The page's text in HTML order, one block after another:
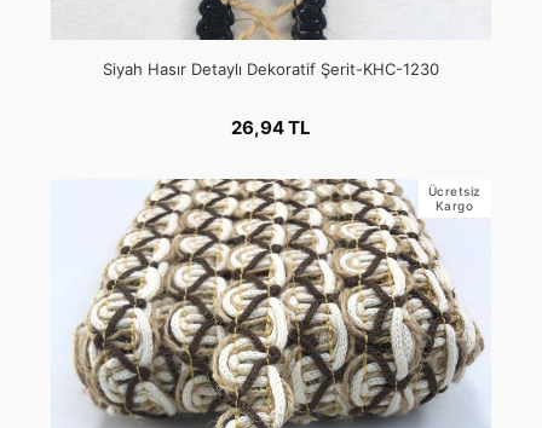
Siyah Hasır Detaylı Dekoratif Şerit-KHC-1230
26,94 TL
Ücretsiz
Kargo